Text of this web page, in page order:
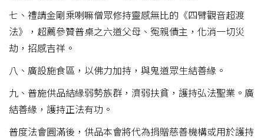
七、禮請金剛乘喇嘛僧眾修持靈感無比的《四臂觀音超渡
法》，超薦參贊普桌之六道父母、冤親債主，化消一切災
劫，招感吉祥。
八、廣設施食區，以佛力加持，與鬼道眾生結善緣。
九、普施供品結緣弱勢族群，濟弱扶貧，護持弘法聖業。廣
結善緣，護持正法有功。
普度法會圓滿後，供品本會將代為捐贈慈善機構或用於護持